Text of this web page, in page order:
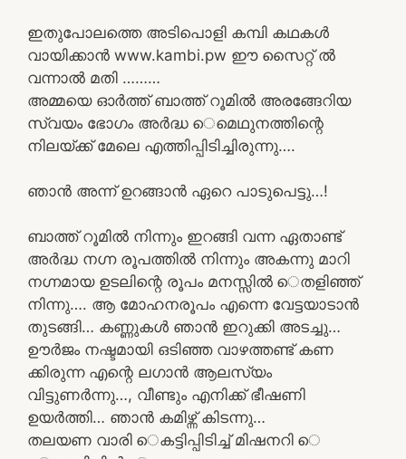
ഇതുപോലത്തെ അടിപൊളി കമ്പി കഥകൾ
വായിക്കാൻ www.kambi.pw ഈ സൈറ്റ് ൽ
വന്നാൽ മതി ………
അമ്മയെ ഓർത്ത് ബാത്ത് റൂമിൽ അരങ്ങേറിയ
സ്വയം ഭോഗം അർദ്ധ െമെഥുനത്തിന്റെ
നിലയ്ക്ക് മേലെ എത്തിപ്പിടിച്ചിരുന്നു….
ഞാൻ അന്ന് ഉറങ്ങാൻ ഏറെ പാടുപെട്ടു…!
ബാത്ത് റൂമിൽ നിന്നും ഇറങ്ങി വന്ന ഏതാണ്ട്
അർദ്ധ നഗ്ന രൂപത്തിൽ നിന്നും അകന്നു മാറി
നഗ്നമായ ഉടലിന്റെ രൂപം മനസ്സിൽ െതളിഞ്ഞ്
നിന്നു…. ആ മോഹനരൂപം എന്നെ വേട്ടയാടാൻ
തുടങ്ങി… കണ്ണുകൾ ഞാൻ ഇറുക്കി അടച്ചു…
ഊർജം നഷ്ടമായി ഒടിഞ്ഞ വാഴത്തണ്ട് കണ
ക്കിരുന്ന എന്റെ ലഗാൻ ആലസ്യം
വിട്ടുണർന്നു…, വീണ്ടും എനിക്ക് ഭീഷണി
ഉയർത്തി… ഞാൻ കമിഴ്ന്ന് കിടന്നു…
തലയണ വാരി െകട്ടിപ്പിടിച്ച് മിഷനറി െ